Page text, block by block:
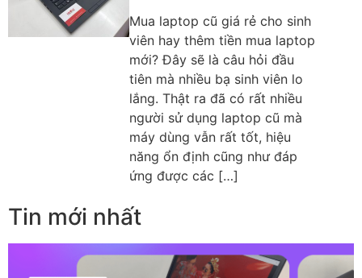
Mua laptop cũ giá rẻ cho sinh
viên hay thêm tiền mua laptop
mới? Đây sẽ là câu hỏi đầu
tiên mà nhiều bạ sinh viên lo
lắng. Thật ra đã có rất nhiều
người sử dụng laptop cũ mà
máy dùng vẫn rất tốt, hiệu
năng ổn định cũng như đáp
ứng được các […]
Tin mới nhất